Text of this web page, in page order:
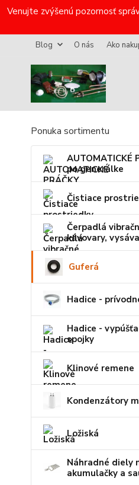
Venujte zvýšenú pozornosť
Blog O nás Ako
Ponuka sortimentu
AUTOMATICKÉ
po generálke
Čistiace
Čerpadlá
kávovary,
Guferá
Hadice -
Hadice -
spojky
Klinové remene
Kondenzátory
Ložiská
Náhradné diely
akumulačky a